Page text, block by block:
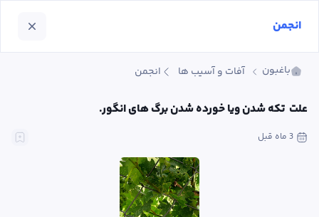
باغبون آفات و آسیب ها انجمن
علت  تکه شدن ویا خورده شدن برگ های انگور.
3 ماه قبل
انجمن